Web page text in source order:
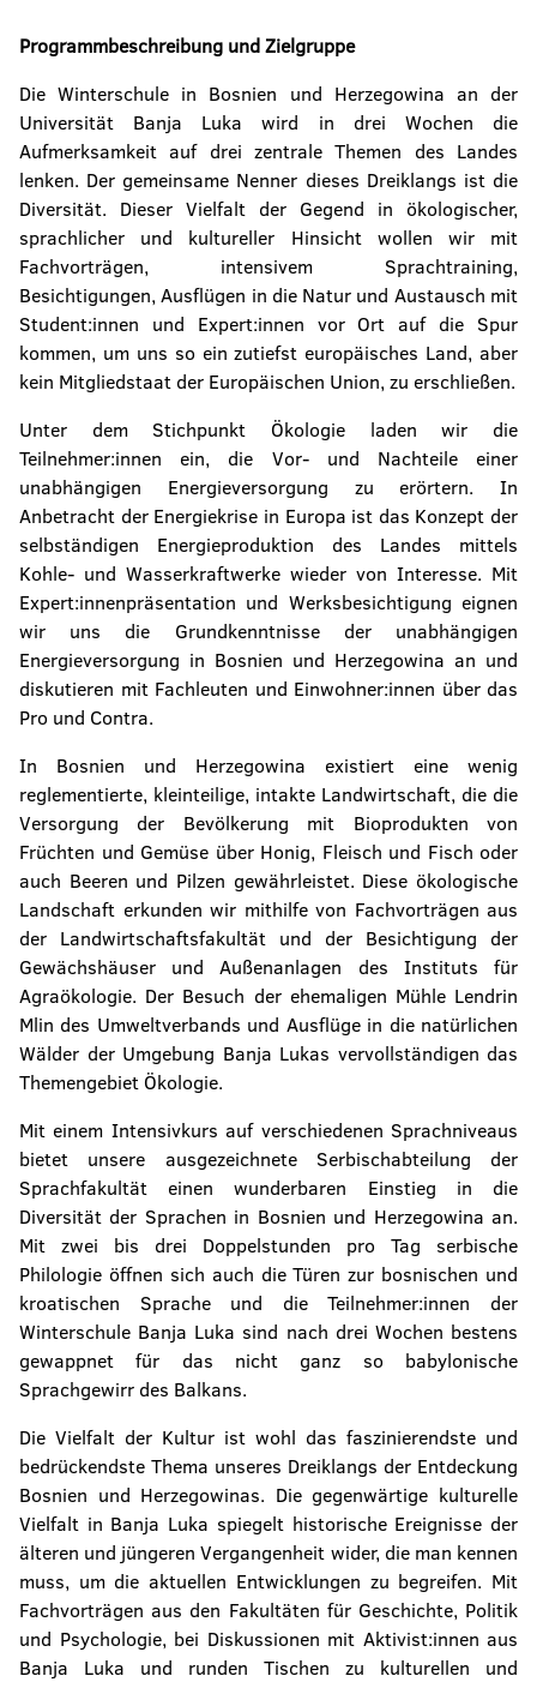
Programmbeschreibung und Zielgruppe
Die Winterschule in Bosnien und Herzegowina an der
Universität Banja Luka wird in drei Wochen die
Aufmerksamkeit auf drei zentrale Themen des Landes
lenken. Der gemeinsame Nenner dieses Dreiklangs ist die
Diversität. Dieser Vielfalt der Gegend in ökologischer,
sprachlicher und kultureller Hinsicht wollen wir mit
Fachvorträgen, intensivem Sprachtraining,
Besichtigungen, Ausflügen in die Natur und Austausch mit
Student:innen und Expert:innen vor Ort auf die Spur
kommen, um uns so ein zutiefst europäisches Land, aber
kein Mitgliedstaat der Europäischen Union, zu erschließen.
Unter dem Stichpunkt Ökologie laden wir die
Teilnehmer:innen ein, die Vor- und Nachteile einer
unabhängigen Energieversorgung zu erörtern. In
Anbetracht der Energiekrise in Europa ist das Konzept der
selbständigen Energieproduktion des Landes mittels
Kohle- und Wasserkraftwerke wieder von Interesse. Mit
Expert:innenpräsentation und Werksbesichtigung eignen
wir uns die Grundkenntnisse der unabhängigen
Energieversorgung in Bosnien und Herzegowina an und
diskutieren mit Fachleuten und Einwohner:innen über das
Pro und Contra.
In Bosnien und Herzegowina existiert eine wenig
reglementierte, kleinteilige, intakte Landwirtschaft, die die
Versorgung der Bevölkerung mit Bioprodukten von
Früchten und Gemüse über Honig, Fleisch und Fisch oder
auch Beeren und Pilzen gewährleistet. Diese ökologische
Landschaft erkunden wir mithilfe von Fachvorträgen aus
der Landwirtschaftsfakultät und der Besichtigung der
Gewächshäuser und Außenanlagen des Instituts für
Agraökologie. Der Besuch der ehemaligen Mühle Lendrin
Mlin des Umweltverbands und Ausflüge in die natürlichen
Wälder der Umgebung Banja Lukas vervollständigen das
Themengebiet Ökologie.
Mit einem Intensivkurs auf verschiedenen Sprachniveaus
bietet unsere ausgezeichnete Serbischabteilung der
Sprachfakultät einen wunderbaren Einstieg in die
Diversität der Sprachen in Bosnien und Herzegowina an.
Mit zwei bis drei Doppelstunden pro Tag serbische
Philologie öffnen sich auch die Türen zur bosnischen und
kroatischen Sprache und die Teilnehmer:innen der
Winterschule Banja Luka sind nach drei Wochen bestens
gewappnet für das nicht ganz so babylonische
Sprachgewirr des Balkans.
Die Vielfalt der Kultur ist wohl das faszinierendste und
bedrückendste Thema unseres Dreiklangs der Entdeckung
Bosnien und Herzegowinas. Die gegenwärtige kulturelle
Vielfalt in Banja Luka spiegelt historische Ereignisse der
älteren und jüngeren Vergangenheit wider, die man kennen
muss, um die aktuellen Entwicklungen zu begreifen. Mit
Fachvorträgen aus den Fakultäten für Geschichte, Politik
und Psychologie, bei Diskussionen mit Aktivist:innen aus
Banja Luka und runden Tischen zu kulturellen und